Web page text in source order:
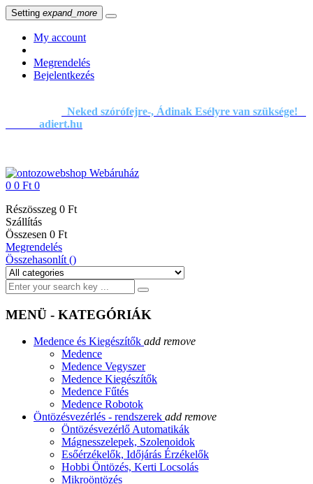
Setting expand_more
My account
Megrendelés
Bejelentkezés
Neked szórófejre-, Ádinak Esélyre van szüksége!
adiert.hu
0 0 Ft 0
Részösszeg 0 Ft
Szállítás
Összesen 0 Ft
Megrendelés
Összehasonlít ()
MENÜ - KATEGÓRIÁK
Medence és Kiegészítők add remove
Medence
Medence Vegyszer
Medence Kiegészítők
Medence Fűtés
Medence Robotok
Öntözésvezérlés - rendszerek add remove
Öntözésvezérlő Automatikák
Mágnesszelepek, Szolenoidok
Esőérzékelők, Időjárás Érzékelők
Hobbi Öntözés, Kerti Locsolás
Mikroöntözés